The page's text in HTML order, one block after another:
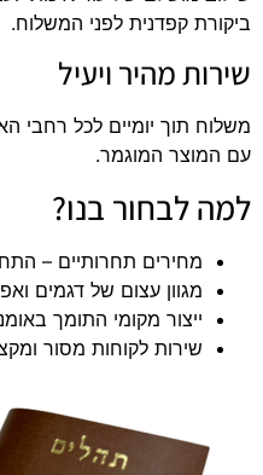
ביקורת קפדנית לפני המשלוח.
שירות מהיר ויעיל
משלוח תוך יומיים לכל רחבי
עם המוצר המוגמר.
למה לבחור בנו?
מחירים תחרותיים –
מגוון עצום של דגמים
ייצור מקומי התומך
שירות לקוחות מסור